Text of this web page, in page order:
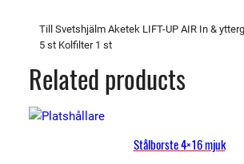
n
g
s
Till Svetshjälm Aketek LIFT-UP AIR In &
5 st Kolfilter 1 st
Related products
Stålborste 4×16 mjuk